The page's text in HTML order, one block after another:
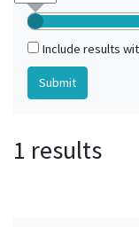
Include results
1 results